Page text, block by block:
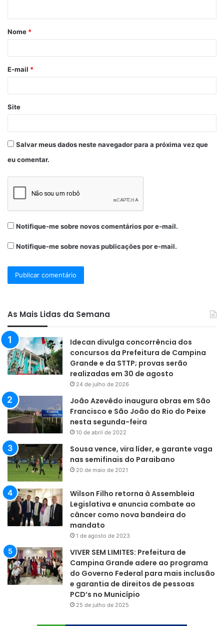
Nome *
E-mail *
Site
Salvar meus dados neste navegador para a próxima vez que
eu comentar.
Notifique-me sobre novos comentários por e-mail.
Notifique-me sobre novas publicações por e-mail.
As Mais Lidas da Semana
Idecan divulga concorrência dos
concursos da Prefeitura de Campina
Grande e da STTP; provas serão
realizadas em 30 de agosto
24 de julho de 2026
João Azevêdo inaugura obras em São
Francisco e São João do Rio do Peixe
nesta segunda-feira
10 de abril de 2022
Sousa vence, vira líder, e garante vaga
nas semifinais do Paraibano
20 de maio de 2021
Wilson Filho retorna à Assembleia
Legislativa e anuncia combate ao
câncer como nova bandeira do
mandato
1 de agosto de 2023
VIVER SEM LIMITES: Prefeitura de
Campina Grande adere ao programa
do Governo Federal para mais inclusão
e garantia de direitos de pessoas
PCD’s no Município
25 de julho de 2025